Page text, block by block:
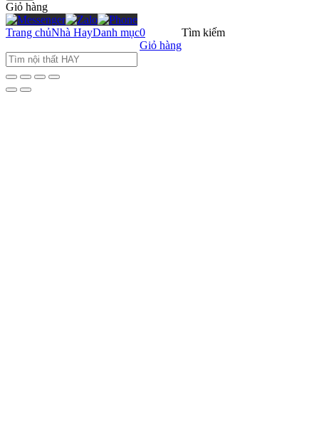
Giỏ hàng
Trang chủNhà HayDanh mục0
Giỏ hàng
Tìm kiếm